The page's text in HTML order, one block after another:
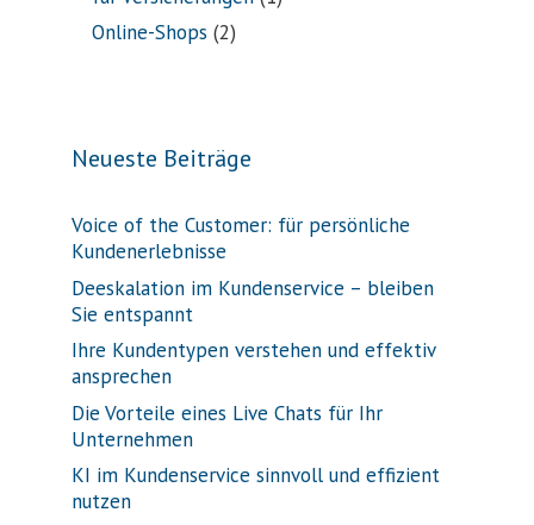
Online-Shops (2)
Neueste Beiträge
Voice of the Customer: für persönliche
Kundenerlebnisse
Deeskalation im Kundenservice – bleiben
Sie entspannt
Ihre Kundentypen verstehen und effektiv
ansprechen
Die Vorteile eines Live Chats für Ihr
Unternehmen
KI im Kundenservice sinnvoll und effizient
nutzen